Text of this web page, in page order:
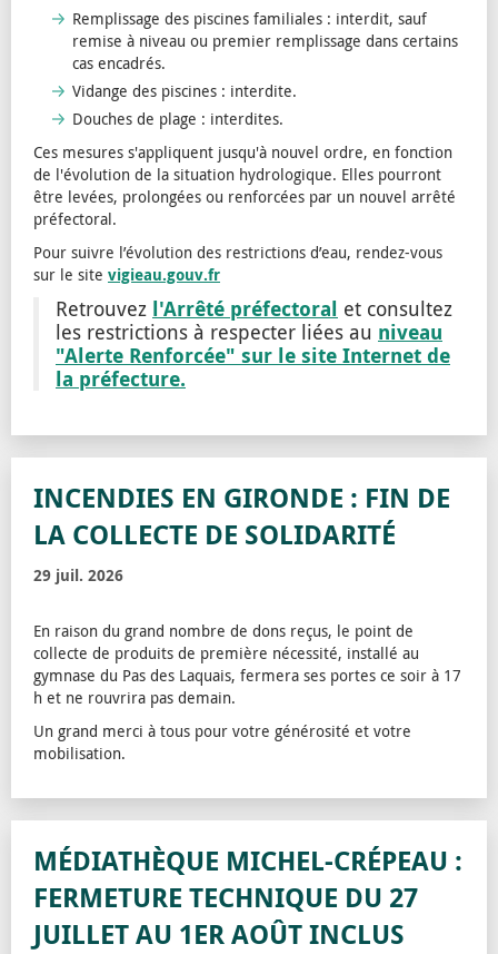
Remplissage des piscines familiales : interdit, sauf
remise à niveau ou premier remplissage dans certains
cas encadrés.
Vidange des piscines : interdite.
Douches de plage : interdites.
Ces mesures s'appliquent jusqu'à nouvel ordre, en fonction
de l'évolution de la situation hydrologique. Elles pourront
être levées, prolongées ou renforcées par un nouvel arrêté
préfectoral.
Pour suivre l’évolution des restrictions d’eau, rendez-vous
sur le site vigieau.gouv.fr
Retrouvez l'Arrêté préfectoral et consultez
les restrictions à respecter liées au niveau
"Alerte Renforcée" sur le site Internet de
la préfecture.
INCENDIES EN GIRONDE : FIN DE
LA COLLECTE DE SOLIDARITÉ
29 juil. 2026
En raison du grand nombre de dons reçus, le point de
collecte de produits de première nécessité, installé au
gymnase du Pas des Laquais, fermera ses portes ce soir à 17
h et ne rouvrira pas demain.
Un grand merci à tous pour votre générosité et votre
mobilisation.
MÉDIATHÈQUE MICHEL-CRÉPEAU :
FERMETURE TECHNIQUE DU 27
JUILLET AU 1ER AOÛT INCLUS